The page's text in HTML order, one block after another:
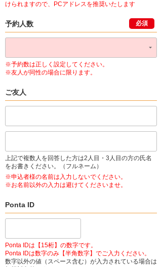
けられますので、PCアドレスを推奨いたします
予約人数 必須
※予約数は正しく設定してください。
※友人が同性の場合に限ります。
ご友人
上記で複数人を回答した方は2人目・3人目の方の氏名
をお書きください。（フルネーム）
※申込者様の名前は入力しないでください。
※お名前以外の入力は避けてくださいませ。
Ponta ID
Ponta IDは【15桁】の数字です。
Ponta IDは数字のみ【半角数字】でご入力ください。
数字以外の値（スペース含む）が入力されている場合は